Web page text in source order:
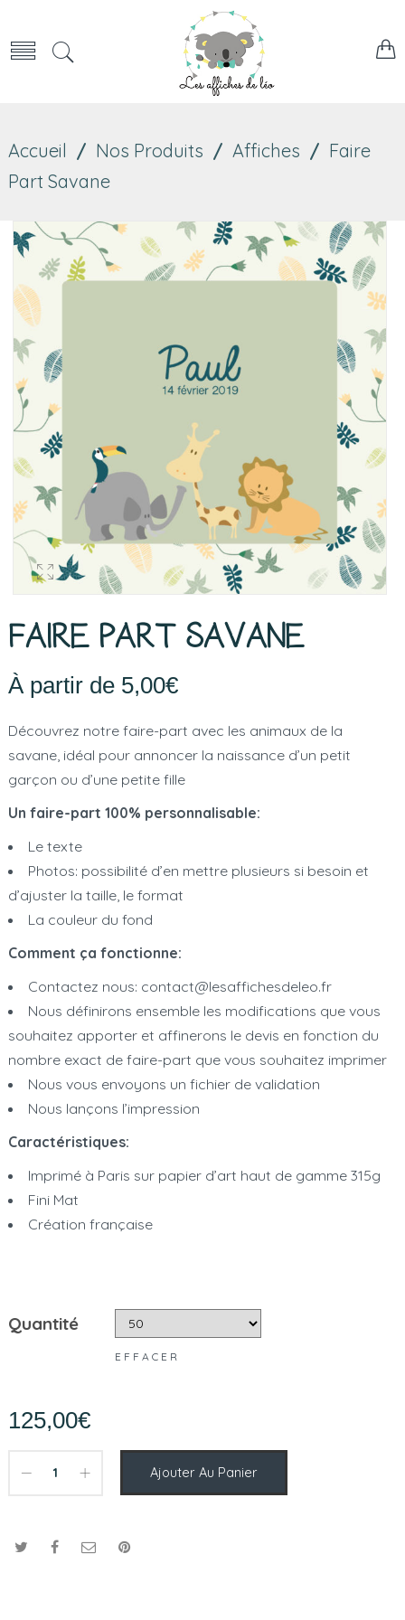
Accueil / Nos Produits / Affiches / Faire
Part Savane
FAIRE PART SAVANE
À partir de 5,00€
Découvrez notre faire-part avec les animaux de la
savane, idéal pour annoncer la naissance d’un petit
garçon ou d’une petite fille
Un faire-part 100% personnalisable:
Le texte
Photos: possibilité d’en mettre plusieurs si besoin et
d’ajuster la taille, le format
La couleur du fond
Comment ça fonctionne:
Contactez nous: contact@lesaffichesdeleo.fr
Nous définirons ensemble les modifications que vous
souhaitez apporter et affinerons le devis en fonction du
nombre exact de faire-part que vous souhaitez imprimer
Nous vous envoyons un fichier de validation
Nous lançons l’impression
Caractéristiques:
Imprimé à Paris sur papier d’art haut de gamme 315g
Fini Mat
Création française
Quantité
EFFACER
125,00€
Ajouter Au Panier